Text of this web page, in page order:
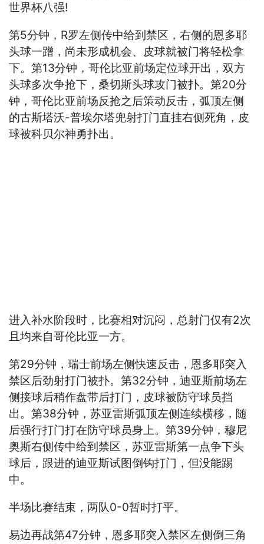
世界杯八强!
第5分钟，R罗左侧传中给到禁区，右侧的恩多耶
头球一蹭，尚未形成机会、皮球就被门将轻松拿
下。第13分钟，哥伦比亚前场定位球开出，双方
头球多次争抢下，桑切斯头球攻门被扑。第20分
钟，哥伦比亚前场反抢之后策动反击，弧顶左侧
的古斯塔沃-普埃尔塔兜射打门直挂右侧死角，皮
球被科贝尔神勇扑出。
进入补水阶段时，比赛相对沉闷，总射门仅有2次
且均来自哥伦比亚一方。
第29分钟，瑞士前场左侧快速反击，恩多耶突入
禁区后劲射打门被扑。第32分钟，迪亚斯前场左
侧接球后稍作盘带后打门，皮球被防守球员挡
出。第38分钟，苏亚雷斯弧顶左侧连续横移，随
后强行打门打在防守球员身上。第39分钟，穆尼
奥斯右侧传中给到禁区，苏亚雷斯第一点争下头
球后，跟进的迪亚斯试图倒钩打门，但没能踢
中。
半场比赛结束，两队0-0暂时打平。
易边再战第47分钟，恩多耶突入禁区左侧倒三角